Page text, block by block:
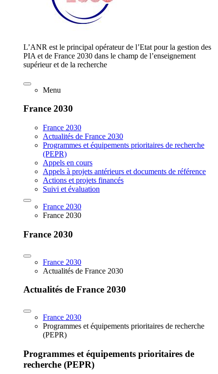
L’ANR est le principal opérateur de l’Etat pour la gestion des
PIA et de France 2030 dans le champ de l’enseignement
supérieur et de la recherche
Menu
France 2030
France 2030
Actualités de France 2030
Programmes et équipements prioritaires de recherche
(PEPR)
Appels en cours
Appels à projets antérieurs et documents de référence
Actions et projets financés
Suivi et évaluation
France 2030
France 2030
France 2030
France 2030
Actualités de France 2030
Actualités de France 2030
France 2030
Programmes et équipements prioritaires de recherche
(PEPR)
Programmes et équipements prioritaires de
recherche (PEPR)